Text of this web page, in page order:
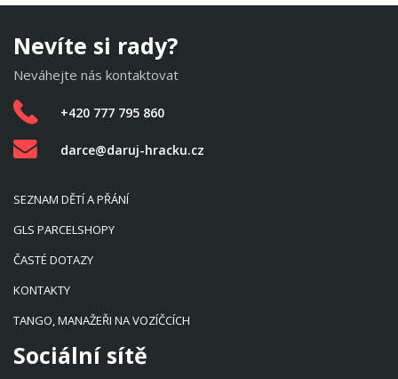
Nevíte si rady?
Neváhejte nás kontaktovat
+420 777 795 860
darce@daruj-hracku.cz
SEZNAM DĚTÍ A PŘÁNÍ
GLS PARCELSHOPY
ČASTÉ DOTAZY
KONTAKTY
TANGO, MANAŽEŘI NA VOZÍČCÍCH
Sociální sítě